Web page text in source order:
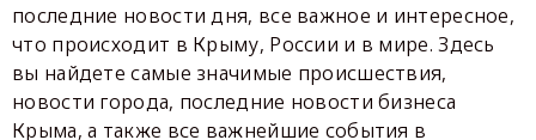
последние новости дня, все важное и интересное,
что происходит в Крыму, России и в мире. Здесь
вы найдете самые значимые происшествия,
новости города, последние новости бизнеса
Крыма, а также все важнейшие события в